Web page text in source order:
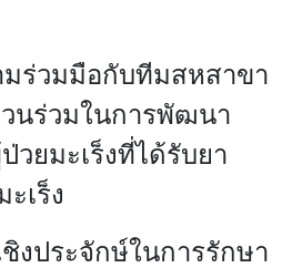
วมมือกับทีมสหสาขา
นร่วมในการพัฒนา
ยมะเร็งที่ได้รับยา
เร็ง
ประจักษ์ในการรักษา